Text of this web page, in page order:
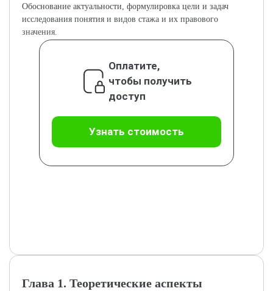
Обоснование актуальности, формулировка цели и задач
исследования понятия и видов стажа и их правового
значения.
Оплатите,
чтобы получить
доступ
Узнать стоимость
Глава 1. Теоретические аспекты